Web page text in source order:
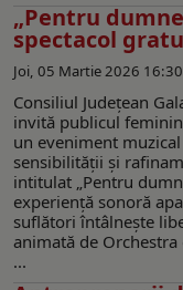
„Pentru
spectacol
Joi, 05 Martie 2026
Consiliul Județean
invită publicul
un eveniment
sensibilității și
intitulat „Pentru
experiență sonoră
suflători întâlnește
animată de
...